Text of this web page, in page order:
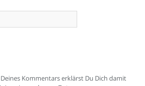
Kommentars erklärst Du Dich damit